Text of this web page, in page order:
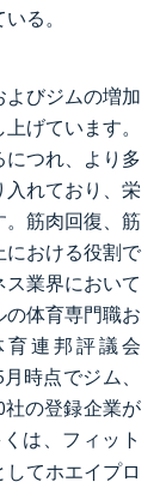
る。
びジムの増加
げています。
につれ、より多
入れており、栄
。筋肉回復、筋
における役割で
業界において
体育専門職お
連邦評議会
時点でジム、
社の登録企業が
は、フィット
てホエイプロ